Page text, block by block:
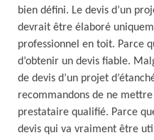
bien défini. Le devis d’un
devrait être élaboré
professionnel en toit. Parce
d’obtenir un devis fiable.
de devis d’un projet
recommandons de ne mettre
prestataire qualifié. Parce
devis qui va vraiment être